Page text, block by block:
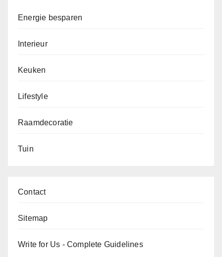
Energie besparen
Interieur
Keuken
Lifestyle
Raamdecoratie
Tuin
Contact
Sitemap
Write for Us - Complete Guidelines